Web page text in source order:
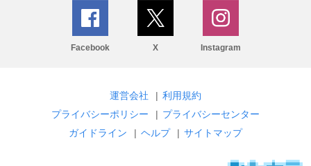
Facebook X Instagram
運営会社 | 利用規約
プライバシーポリシー
| プライバシーセンター
ガイドライン
| ヘルプ | サイトマップ